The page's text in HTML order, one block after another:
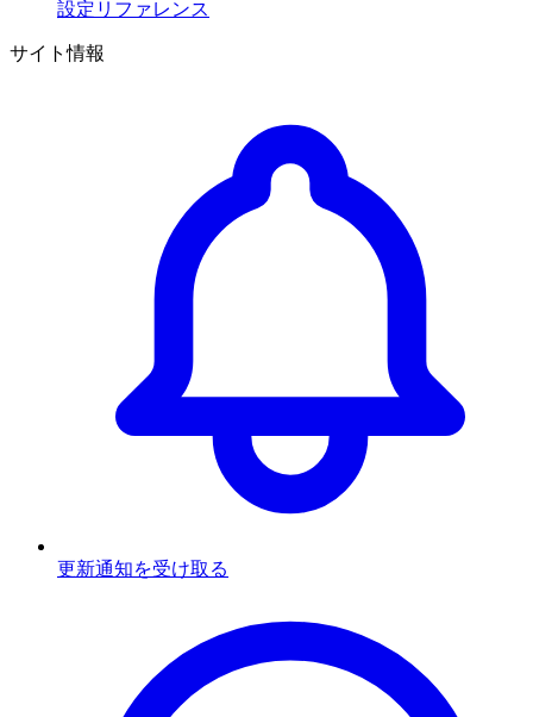
設定リファレンス
サイト情報
更新通知を受け取る